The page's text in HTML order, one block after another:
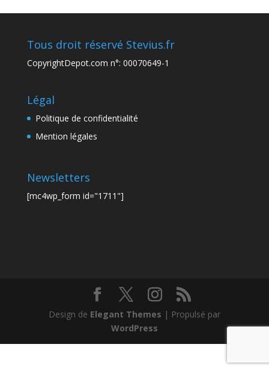
Tous droit réservé Stevius.fr
CopyrightDepot.com n°: 00070649-1
Légal
Politique de confidentialité
Mention légales
Newsletters
[mc4wp_form id="1711"]
Design de Elegant Themes | Propulsé par
WordPress